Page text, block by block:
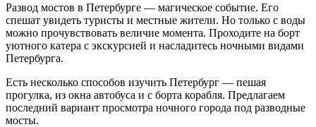
Развод мостов в Петербурге — магическое событие. Его
спешат увидеть туристы и местные жители. Но только с воды
можно прочувствовать величие момента. Проходите на борт
уютного катера с экскурсией и насладитесь ночными видами
Петербурга.
Есть несколько способов изучить Петербург — пешая
прогулка, из окна автобуса и с борта корабля. Предлагаем
последний вариант просмотра ночного города под разводные
мосты.